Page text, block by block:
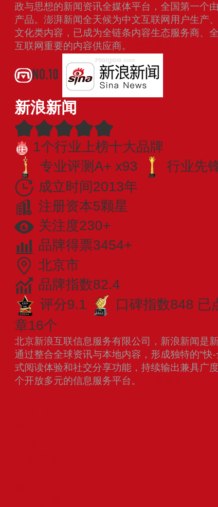
政与思想的新闻资讯全媒体平台，全国第一个
产品。澎湃新闻全天候为中文互联网用户生产
文化类内容，已成为全链条内容生态服务商、
互联网重要的内容供应商。
NO.10
新浪新闻
1个行业上榜十大品牌
专业评测A+ x93
行业先
成立时间2013年
注册资本5颗星
关注度230+
品牌得票3454+
北京市
品牌指数82.4
评分9.1
口碑指数848 已
章16个
北京新浪互联信息服务有限公司，新浪新闻是
通过整合全球资讯与本地内容，形成独特的“快
式阅读体验和社交分享功能，持续输出兼具广
个开放多元的信息服务平台。